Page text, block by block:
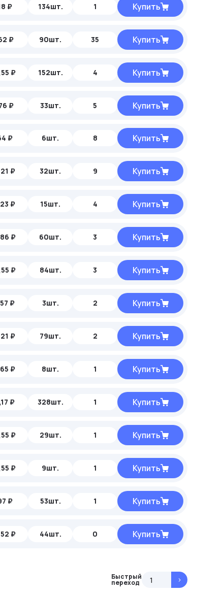
₽ 134шт. 1 Купить
₽ 90шт. 35 Купить
₽ 152шт. 4 Купить
₽ 33шт. 5 Купить
₽ 6шт. 8 Купить
₽ 32шт. 9 Купить
₽ 15шт. 4 Купить
₽ 60шт. 3 Купить
₽ 84шт. 3 Купить
₽ 3шт. 2 Купить
₽ 79шт. 2 Купить
₽ 8шт. 1 Купить
₽ 328шт. 1 Купить
₽ 29шт. 1 Купить
₽ 9шт. 1 Купить
₽ 53шт. 1 Купить
₽ 44шт. 0 Купить
Быстрый
переход >